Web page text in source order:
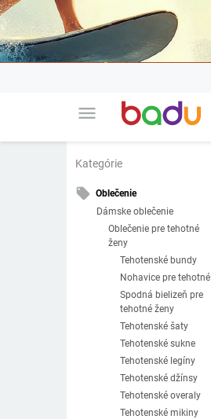
menu
Kategórie
local_offer Oblečenie
Dámske oblečenie
Oblečenie pre tehotné
ženy
Tehotenské bundy
Nohavice pre tehotné
Spodná bielizeň pre
tehotné ženy
Tehotenské šaty
Tehotenské sukne
Tehotenské legíny
Tehotenské džínsy
Tehotenské overaly
Tehotenské mikiny